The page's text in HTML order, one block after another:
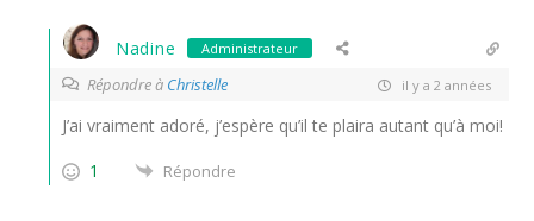
Nadine Administrateur
Répondre à Christelle il y a 2 années
J’ai vraiment adoré, j’espère qu’il te plaira autant qu’à moi!
1
Répondre